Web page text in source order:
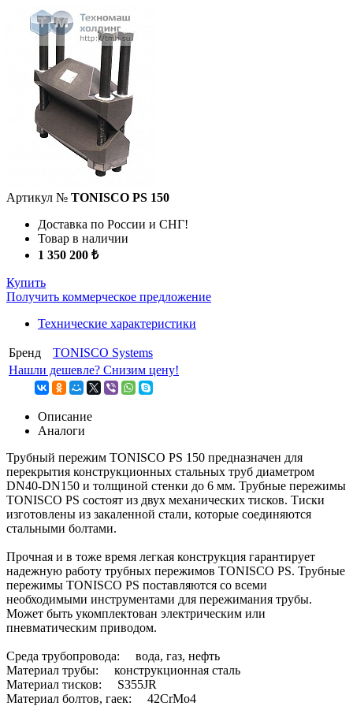
Артикул № TONISCO PS 150
Доставка по России и СНГ!
Товар в наличии
1 350 200 ₺
Купить
Получить коммерческое предложение
Технические характеристики
Бренд
TONISCO Systems
Нашли дешевле? Снизим цену!
Описание
Аналоги
Трубный пережим TONISCO PS 150 предназначен для
перекрытия конструкционных стальных труб диаметром
DN40-DN150 и толщиной стенки до 6 мм. Трубные пережимы
TONISCO PS состоят из двух механических тисков. Тиски
изготовлены из закаленной стали, которые соединяются
стальными болтами.
Прочная и в тоже время легкая конструкция гарантирует
надежную работу трубных пережимов TONISCO PS. Трубные
пережимы TONISCO PS поставляются со всеми
необходимыми инструментами для пережимания трубы.
Может быть укомплектован электрическим или
пневматическим приводом.
Среда трубопровода: вода, газ, нефть
Материал трубы: конструкционная сталь
Материал тисков: S355JR
Материал болтов, гаек: 42CrMo4